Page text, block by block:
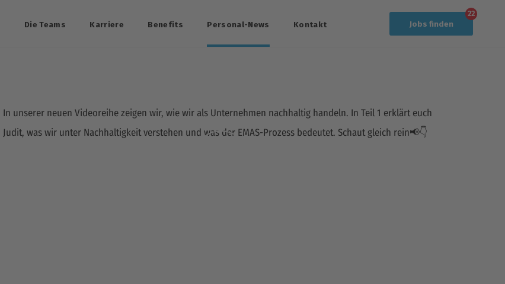
Die Teams Karriere Benefits Personal-News Kontakt Jobs finden
22
In unserer neuen Videoreihe zeigen wir, wie wir als Unternehmen nachhaltig handeln. In Teil 1 erklärt euch
Judit, was wir unter Nachhaltigkeit verstehen und was der EMAS-Prozess bedeutet. Schaut gleich rein📢👇